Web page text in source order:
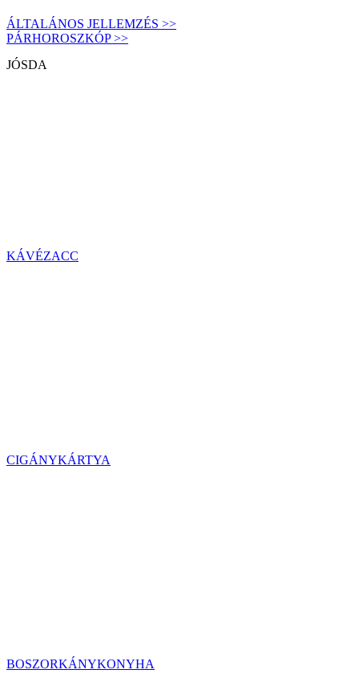
ÁLTALÁNOS JELLEMZÉS >>
PÁRHOROSZKÓP >>
JÓSDA
KÁVÉZACC
CIGÁNYKÁRTYA
BOSZORKÁNYKONYHA